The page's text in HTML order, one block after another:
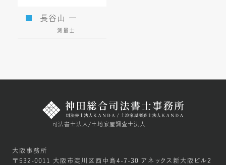
長谷山 一
測量士
司法書士法人/土地家屋調査士法人
大阪事務所
〒532-0011 大阪市淀川区⻄中島4-7-30 アネックス新大阪ビル2